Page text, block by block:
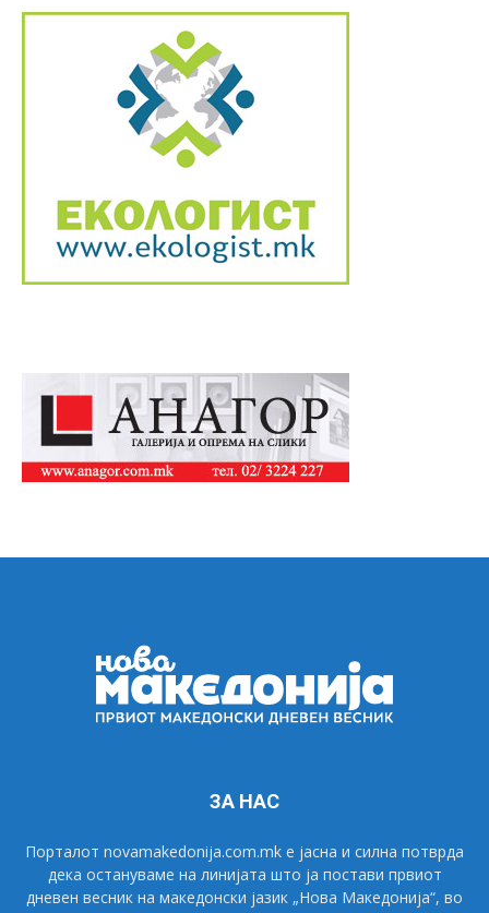
ЗА НАС
Порталот novamakedonija.com.mk е јасна и силна потврда
дека остануваме на линијата што ја постави првиот
дневен весник на македонски јазик „Нова Македонија“, во